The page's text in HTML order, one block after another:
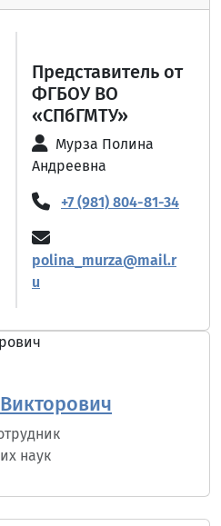
Представитель от
ФГБОУ ВО
«СПбГМТУ»
Мурза Полина
Андреевна
+7 (981) 804-81-34
polina_murza@mail.r
u
наук